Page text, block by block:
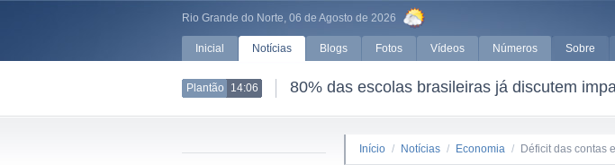
Rio Grande do Norte, 06 de Agosto de 2026
Inicial Notícias Blogs Fotos Vídeos Números Sobre
Plantão 14:06 80% das escolas brasileiras já discutem
Início / Notícias / Economia / Déficit das contas